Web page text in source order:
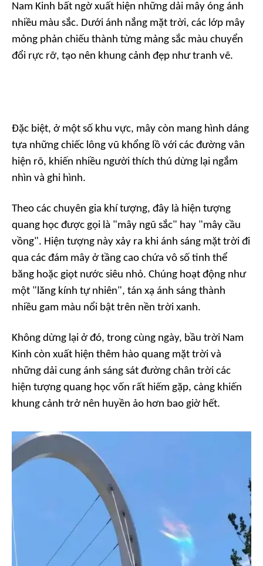
Nam Kinh bất ngờ xuất hiện những dải mây óng ánh
nhiều màu sắc. Dưới ánh nắng mặt trời, các lớp mây
mỏng phản chiếu thành từng mảng sắc màu chuyển
đổi rực rỡ, tạo nên khung cảnh đẹp như tranh vẽ.
Đặc biệt, ở một số khu vực, mây còn mang hình dáng
tựa những chiếc lông vũ khổng lồ với các đường vân
hiện rõ, khiến nhiều người thích thú dừng lại ngắm
nhìn và ghi hình.
Theo các chuyên gia khí tượng, đây là hiện tượng
quang học được gọi là "mây ngũ sắc" hay "mây cầu
vồng". Hiện tượng này xảy ra khi ánh sáng mặt trời đi
qua các đám mây ở tầng cao chứa vô số tinh thể
băng hoặc giọt nước siêu nhỏ. Chúng hoạt động như
một "lăng kính tự nhiên", tán xạ ánh sáng thành
nhiều gam màu nổi bật trên nền trời xanh.
Không dừng lại ở đó, trong cùng ngày, bầu trời Nam
Kinh còn xuất hiện thêm hào quang mặt trời và
những dải cung ánh sáng sát đường chân trời các
hiện tượng quang học vốn rất hiếm gặp, càng khiến
khung cảnh trở nên huyền ảo hơn bao giờ hết.